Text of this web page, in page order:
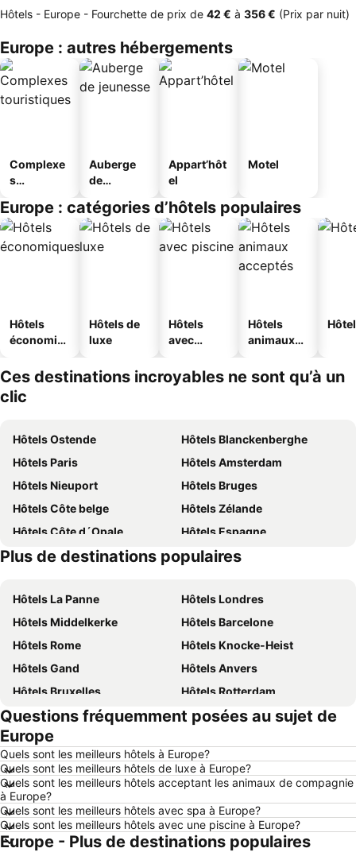
Hôtels - Europe - Fourchette de prix de ‎42 € à ‎356 € (Prix par nuit)
Europe : autres hébergements
Complexe
s
s
Auberge
de
Appart’hôt
el
Motel
Europe : catégories d’hôtels populaires
Hôtels
économiq
Hôtels de
luxe
Hôtels
avec
Hôtels
animaux
Ces destinations incroyables ne sont qu’à un
clic
Hôtels Ostende
Hôtels Blanckenberghe
Hôtels Paris
Hôtels Amsterdam
Hôtels Nieuport
Hôtels Bruges
Hôtels Côte belge
Hôtels Zélande
Hôtels Côte d´Opale
Hôtels Espagne
Hôtels Belgique
Hôtels France
Plus de destinations populaires
Hôtels La Panne
Hôtels Londres
Hôtels Middelkerke
Hôtels Barcelone
Hôtels Rome
Hôtels Knocke-Heist
Hôtels Gand
Hôtels Anvers
Hôtels Bruxelles
Hôtels Rotterdam
Hôtels Maastricht
Hôtels Durbuy
Hôtels Hasselt
Hôtels Boulogne-sur-Mer
Hôtels Le Coq
Hôtels Le Touquet-Paris-Plage
Hôtels Dunkerque
Hôtels Málaga
Hôtels Ardennes belges
Hôtels Luxembourg
Hôtels Ténérife
Questions fréquemment posées au sujet de
Europe
Quels sont les meilleurs hôtels à Europe?
Quels sont les meilleurs hôtels de luxe à Europe?
Quels sont les meilleurs hôtels acceptant les animaux de compagnie
à Europe?
Quels sont les meilleurs hôtels avec spa à Europe?
Quels sont les meilleurs hôtels avec une piscine à Europe?
Europe - Plus de destinations populaires